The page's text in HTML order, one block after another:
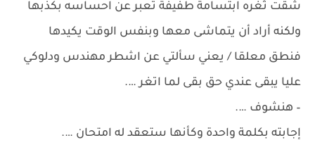
شقت ثغره ابتسامة طفيفة تعبر عن احساسه بكذبها
ولكنه أراد أن يتماشى معها وبنفس الوقت يكيدها
فنطق معلقا / يعني سألتي عن اشطر مهندس ودلوكي
عليا يبقى عندي حق بقى لما اتغر ….
– هنشوف ….
إجابته بكلمة واحدة وكأنها ستعقد له امتحان ….